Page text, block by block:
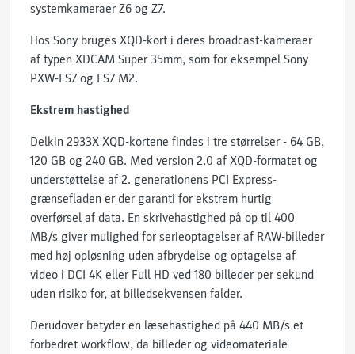
systemkameraer Z6 og Z7.
Hos Sony bruges XQD-kort i deres broadcast-kameraer
af typen XDCAM Super 35mm, som for eksempel Sony
PXW-FS7 og FS7 M2.
Ekstrem hastighed
Delkin 2933X XQD-kortene findes i tre størrelser - 64 GB,
120 GB og 240 GB. Med version 2.0 af XQD-formatet og
understøttelse af 2. generationens PCI Express-
grænsefladen er der garanti for ekstrem hurtig
overførsel af data. En skrivehastighed på op til 400
MB/s giver mulighed for serieoptagelser af RAW-billeder
med høj opløsning uden afbrydelse og optagelse af
video i DCI 4K eller Full HD ved 180 billeder per sekund
uden risiko for, at billedsekvensen falder.
Derudover betyder en læsehastighed på 440 MB/s et
forbedret workflow, da billeder og videomateriale